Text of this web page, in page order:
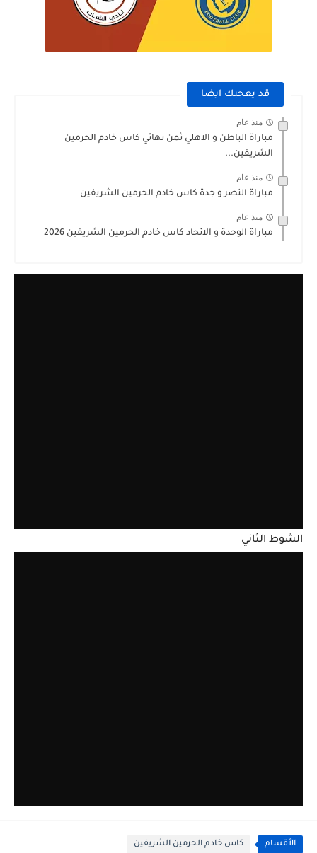
قد يعجبك ايضا
منذ عام
مباراة الباطن و الاهلي ثمن نهائي كاس خادم الحرمين
الشريفين...
منذ عام
مباراة النصر و جدة كاس خادم الحرمين الشريفين
منذ عام
مباراة الوحدة و الاتحاد كاس خادم الحرمين الشريفين 2026
الشوط الثاني
الأقسام كاس خادم الحرمين الشريفين